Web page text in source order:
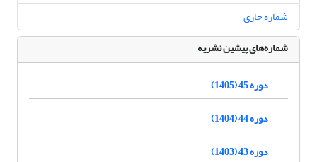
شماره جاری
شماره‌های پیشین نشریه
دوره 45 (1405)
دوره 44 (1404)
دوره 43 (1403)